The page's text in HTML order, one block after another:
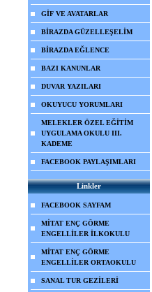
GİF VE AVATARLAR
BİRAZDA GÜZELLEŞELİM
BİRAZDA EĞLENCE
BAZI KANUNLAR
DUVAR YAZILARI
OKUYUCU YORUMLARI
MELEKLER ÖZEL EĞİTİM
UYGULAMA OKULU III.
KADEME
FACEBOOK PAYLAŞIMLARI
Linkler
FACEBOOK SAYFAM
MİTAT ENÇ GÖRME
ENGELLİLER İLKOKULU
MİTAT ENÇ GÖRME
ENGELLİLER ORTAOKULU
SANAL TUR GEZİLERİ